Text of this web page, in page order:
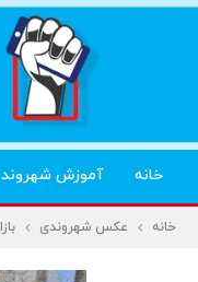
خانه آموزش شهروند
خانه عکس شهروندی